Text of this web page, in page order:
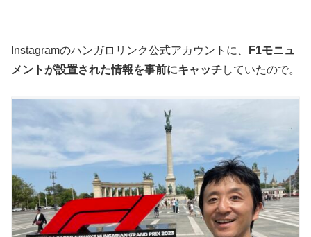
Instagramのハンガロリンク公式アカウントに、
F1モニュ
メントが設置された情報を事前にキャッチしていたので。